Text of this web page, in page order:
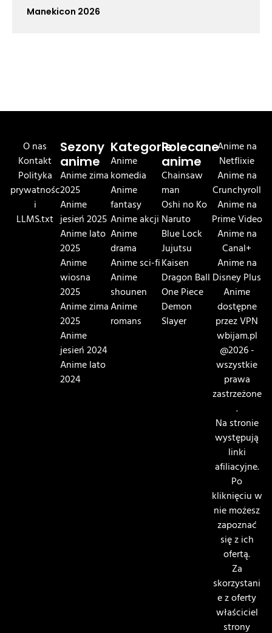
Manekicon 2026
O nas
Kontakt
Polityka
prywatnośc
i
LLMS.txt
Sezony
anime
Anime zima
2025
Anime
jesień 2025
Anime lato
2025
Anime
wiosna
2025
Anime zima
2025
Anime
jesień 2024
Anime lato
2024
Kategorie
Anime
komedia
Anime
fantasy
Anime akcji
Anime
drama
Anime sci-fi
Anime
shounen
Anime
romans
Polecane
anime
Chainsaw
man
Oshi no Ko
Naruto
Blue Lock
Jujutsu
Kaisen
Dragon Ball
One Piece
Demon
Slayer
Anime na
Netflixie
Anime na
Crunchyroll
Anime na
Prime Video
Anime na
Canal+
Anime na
Disney Plus
Anime
dostępne
przez VPN
wbijam.pl
@2026 -
wszystkie
prawa
zastrzeżone
.
Na stronie
występują
linki
afiliacyjne.
Po
kliknięciu w
nie możesz
zapoznać
się z ich
ofertą.
Za
skorzystani
e z oferty
właściciel
strony